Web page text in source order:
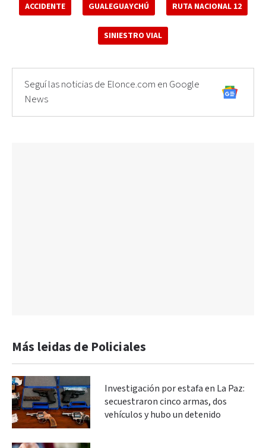
ACCIDENTE GUALEGUAYCHÚ RUTA NACIONAL 12
SINIESTRO VIAL
Seguí las noticias de Elonce.com en Google
News
Más leidas de Policiales
Investigación por estafa en La Paz:
secuestraron cinco armas, dos
vehículos y hubo un detenido